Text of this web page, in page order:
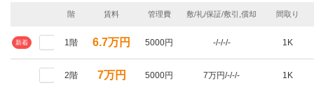
階 賃料 管理費 敷/礼/保証/敷引,償却 間取り
新着 1階 6.7万円 5000円 -/-/-/- 1K
2階 7万円 5000円 7万円/-/-/- 1K